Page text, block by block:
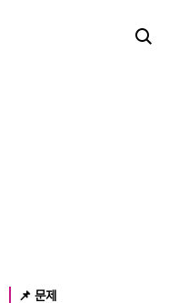
📌 문제